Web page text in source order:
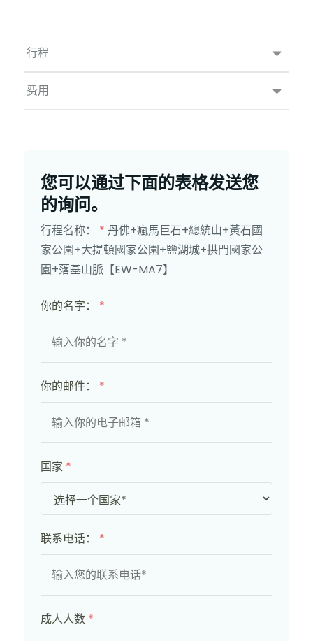
行程
费用
您可以通过下面的表格发送您
的询问。
行程名称： * 丹佛+瘋馬巨石+總統山+黃石國
家公園+大提頓國家公園+鹽湖城+拱門國家公
園+落基山脈【EW-MA7】
你的名字： *
你的邮件： *
国家 *
联系电话： *
成人人数 *